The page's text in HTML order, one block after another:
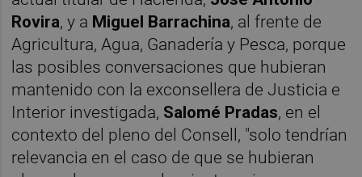
Rovira, y a Miguel Barrachina, al frente de
Agricultura, Agua, Ganadería y Pesca, porque
las posibles conversaciones que hubieran
mantenido con la exconsellera de Justicia e
Interior investigada, Salomé Pradas, en el
contexto del pleno del Consell, "solo tendrían
relevancia en el caso de que se hubieran